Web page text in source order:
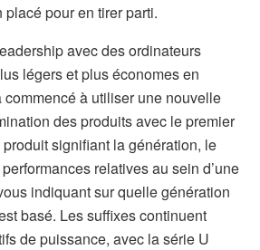
pour en tirer parti.
avec des ordinateurs
légers et plus économes en
à utiliser une nouvelle
des produits avec le premier
signifiant la génération, le
relatives au sein d’une
indiquant sur quelle génération
basé. Les suffixes continuent
de puissance, avec la série U